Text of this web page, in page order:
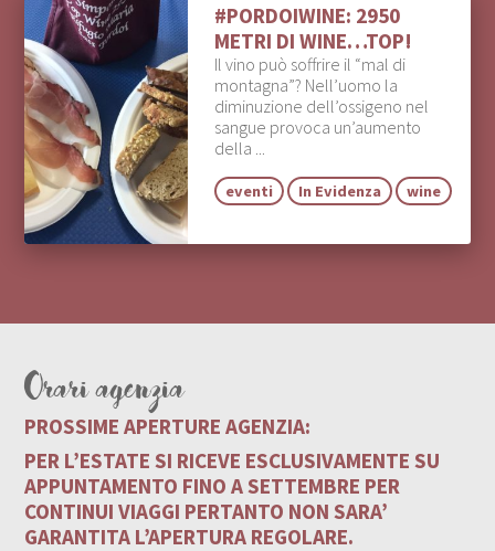
#PORDOIWINE: 2950
METRI DI WINE…TOP!
Il vino può soffrire il “mal di
montagna”? Nell’uomo la
diminuzione dell’ossigeno nel
sangue provoca un’aumento
della ...
eventi In Evidenza wine
Orari agenzia
PROSSIME APERTURE AGENZIA:
PER L’ESTATE SI RICEVE ESCLUSIVAMENTE SU
APPUNTAMENTO FINO A SETTEMBRE PER
CONTINUI VIAGGI PERTANTO NON SARA’
GARANTITA L’APERTURA REGOLARE.